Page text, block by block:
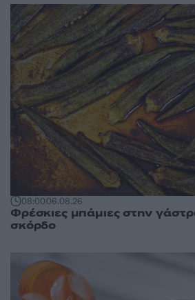
08:0006.08.26
Φρέσκιες μπάμιες στην
σκόρδο